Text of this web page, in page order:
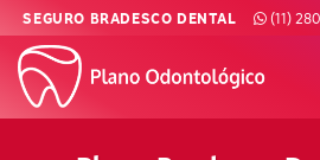
Skip
content
SEGURO BRADESCO DENTAL (11)